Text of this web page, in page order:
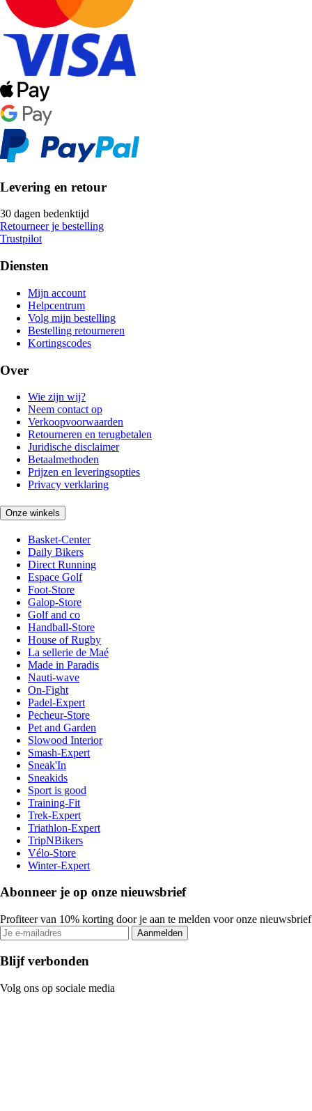
Levering en retour
30 dagen bedenktijd
Retourneer je bestelling
Trustpilot
Diensten
Mijn account
Helpcentrum
Volg mijn bestelling
Bestelling retourneren
Kortingscodes
Over
Wie zijn wij?
Neem contact op
Verkoopvoorwaarden
Retourneren en terugbetalen
Juridische disclaimer
Betaalmethoden
Prijzen en leveringsopties
Privacy verklaring
Onze winkels
Basket-Center
Daily Bikers
Direct Running
Espace Golf
Foot-Store
Galop-Store
Golf and co
Handball-Store
House of Rugby
La sellerie de Maé
Made in Paradis
Nauti-wave
On-Fight
Padel-Expert
Pecheur-Store
Pet and Garden
Slowood Interior
Smash-Expert
Sneak'In
Sneakids
Sport is good
Training-Fit
Trek-Expert
Triathlon-Expert
TripNBikers
Vélo-Store
Winter-Expert
Abonneer je op onze nieuwsbrief
Profiteer van 10% korting door je aan te melden voor onze nieuwsbrief
Aanmelden
Blijf verbonden
Volg ons op sociale media